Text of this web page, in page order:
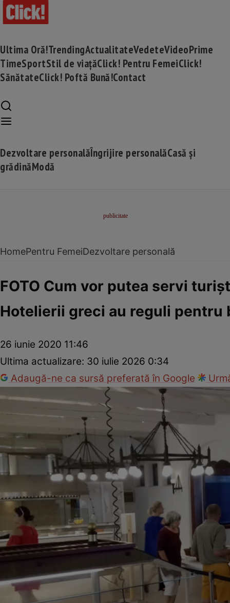
Ultima Oră!TrendingActualitateVedeteVideoPrime
TimeSportStil de viațăClick! Pentru FemeiClick!
SănătateClick! Poftă Bună!Contact
Dezvoltare personalăÎngrijire personalăCasă și
grădinăModă
HomePentru FemeiDezvoltare personală
FOTO Cum vor putea servi
Hotelierii greci au reguli pentru
26 iunie 2020 11:46
Ultima actualizare: 30 iulie 2026 0:34
Adaugă-ne ca sursă preferată în Google